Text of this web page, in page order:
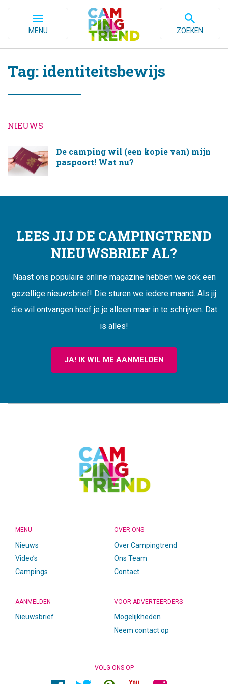
MENU ZOEKEN
Tag: identiteitsbewijs
NIEUWS
De camping wil (een kopie van) mijn
paspoort! Wat nu?
LEES JIJ DE CAMPINGTREND
NIEUWSBRIEF AL?
Naast ons populaire online magazine hebben we ook een
gezellige nieuwsbrief! Die sturen we iedere maand. Als jij
die wil ontvangen hoef je je alleen maar in te schrijven. Dat
is alles!
JA! IK WIL ME AANMELDEN
MENU
Nieuws
Video’s
Campings
OVER ONS
Over Campingtrend
Ons Team
Contact
AANMELDEN
Nieuwsbrief
VOOR ADVERTEERDERS
Mogelijkheden
Neem contact op
VOLG ONS OP